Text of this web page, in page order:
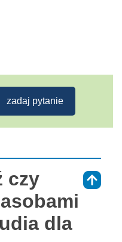
zadaj pytanie
czy
dla